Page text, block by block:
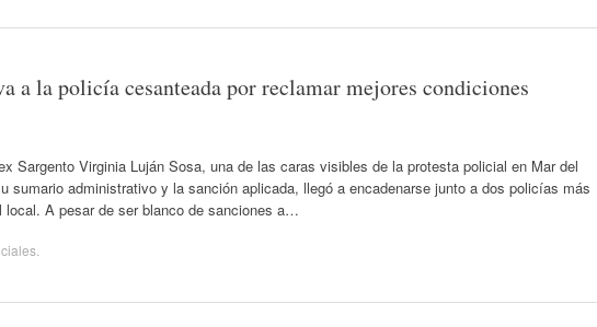
a la policía cesanteada por reclamar mejores condiciones
Sargento Virginia Luján Sosa, una de las caras visibles de la protesta policial en Mar del
sumario administrativo y la sanción aplicada, llegó a encadenarse junto a dos policías más
local. A pesar de ser blanco de sanciones a…